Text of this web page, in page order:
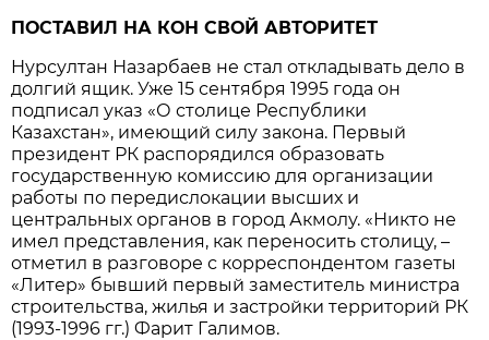
ПОСТАВИЛ НА КОН СВОЙ АВТОРИТЕТ
Нурсултан Назарбаев не стал откладывать дело в
долгий ящик. Уже 15 сентября 1995 года он
подписал указ «О столице Республики
Казахстан», имеющий силу закона. Первый
президент РК распорядился образовать
государственную комиссию для организации
работы по передислокации высших и
центральных органов в город Акмолу. «Никто не
имел представления, как переносить столицу, –
отметил в разговоре с корреспондентом газеты
«Литер» бывший первый заместитель министра
строительства, жилья и застройки территорий РК
(1993-1996 гг.) Фарит Галимов.